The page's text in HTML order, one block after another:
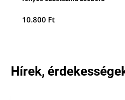
10.800 Ft
Hírek,